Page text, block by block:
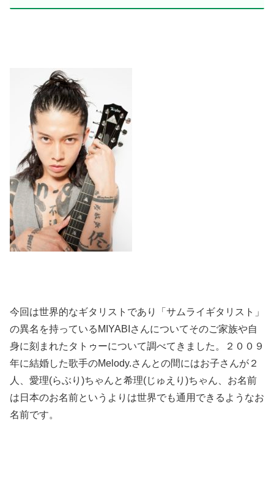
今回は世界的なギタリストであり「サムライギタリスト」
の異名を持っているMIYABIさんについてそのご家族や自
身に刻まれたタトゥーについて調べてきました。２００９
年に結婚した歌手のMelody.さんとの間にはお子さんが２
人、愛理(らぶり)ちゃんと希理(じゅえり)ちゃん、お名前
は日本のお名前というよりは世界でも通用できるようなお
名前です。